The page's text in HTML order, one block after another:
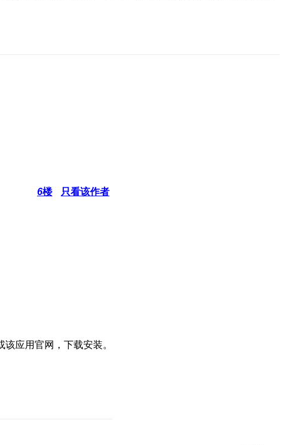
6楼 只看该作者
应用官网，下载安装。